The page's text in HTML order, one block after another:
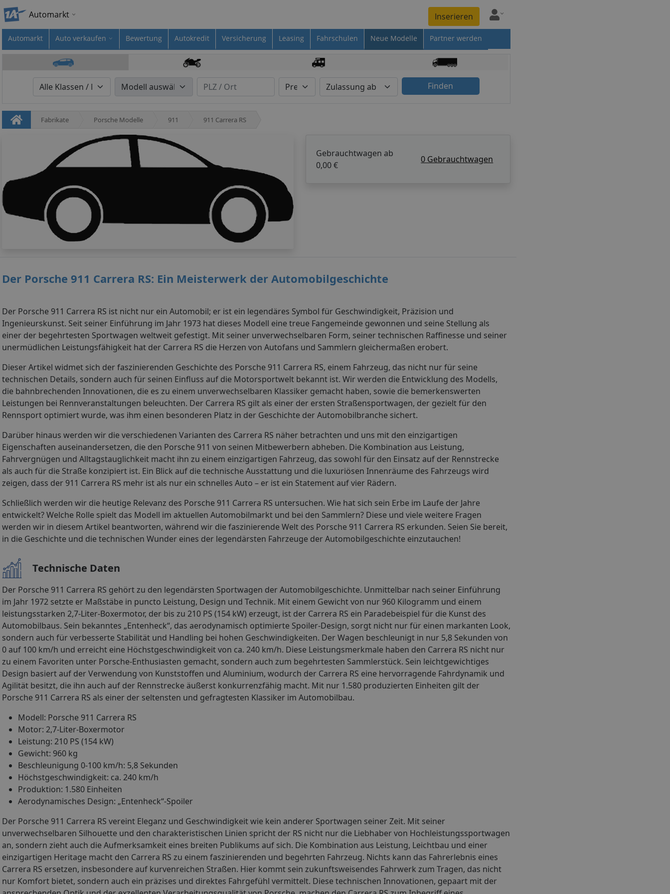
Automarkt Inserieren
Automarkt Auto verkaufen Bewertung Autokredit Versicherung Leasing Fahrschulen Neue Modelle Partner werden
Finden
Fabrikate Porsche Modelle 911 911 Carrera RS
Gebrauchtwagen ab
0,00 €
0 Gebrauchtwagen
Der Porsche 911 Carrera RS: Ein Meisterwerk der Automobilgeschichte
Der Porsche 911 Carrera RS ist nicht nur ein Automobil; er ist ein legendäres Symbol für Geschwindigkeit, Präzision und
Ingenieurskunst. Seit seiner Einführung im Jahr 1973 hat dieses Modell eine treue Fangemeinde gewonnen und seine Stellung als
einer der begehrtesten Sportwagen weltweit gefestigt. Mit seiner unverwechselbaren Form, seiner technischen Raffinesse und seiner
unermüdlichen Leistungsfähigkeit hat der Carrera RS die Herzen von Autofans und Sammlern gleichermaßen erobert.
Dieser Artikel widmet sich der faszinierenden Geschichte des Porsche 911 Carrera RS, einem Fahrzeug, das nicht nur für seine
technischen Details, sondern auch für seinen Einfluss auf die Motorsportwelt bekannt ist. Wir werden die Entwicklung des Modells,
die bahnbrechenden Innovationen, die es zu einem unverwechselbaren Klassiker gemacht haben, sowie die bemerkenswerten
Leistungen bei Rennveranstaltungen beleuchten. Der Carrera RS gilt als einer der ersten Straßensportwagen, der gezielt für den
Rennsport optimiert wurde, was ihm einen besonderen Platz in der Geschichte der Automobilbranche sichert.
Darüber hinaus werden wir die verschiedenen Varianten des Carrera RS näher betrachten und uns mit den einzigartigen
Eigenschaften auseinandersetzen, die den Porsche 911 von seinen Mitbewerbern abheben. Die Kombination aus Leistung,
Fahrvergnügen und Alltagstauglichkeit macht ihn zu einem einzigartigen Fahrzeug, das sowohl für den Einsatz auf der Rennstrecke
als auch für die Straße konzipiert ist. Ein Blick auf die technische Ausstattung und die luxuriösen Innenräume des Fahrzeugs wird
zeigen, dass der 911 Carrera RS mehr ist als nur ein schnelles Auto – er ist ein Statement auf vier Rädern.
Schließlich werden wir die heutige Relevanz des Porsche 911 Carrera RS untersuchen. Wie hat sich sein Erbe im Laufe der Jahre
entwickelt? Welche Rolle spielt das Modell im aktuellen Automobilmarkt und bei den Sammlern? Diese und viele weitere Fragen
werden wir in diesem Artikel beantworten, während wir die faszinierende Welt des Porsche 911 Carrera RS erkunden. Seien Sie bereit,
in die Geschichte und die technischen Wunder eines der legendärsten Fahrzeuge der Automobilgeschichte einzutauchen!
Technische Daten
Der Porsche 911 Carrera RS gehört zu den legendärsten Sportwagen der Automobilgeschichte. Unmittelbar nach seiner Einführung
im Jahr 1972 setzte er Maßstäbe in puncto Leistung, Design und Technik. Mit einem Gewicht von nur 960 Kilogramm und einem
leistungsstarken 2,7-Liter-Boxermotor, der bis zu 210 PS (154 kW) erzeugt, ist der Carrera RS ein Paradebeispiel für die Kunst des
Automobilbaus. Sein bekanntes „Entenheck“, das aerodynamisch optimierte Spoiler-Design, sorgt nicht nur für einen markanten Look,
sondern auch für verbesserte Stabilität und Handling bei hohen Geschwindigkeiten. Der Wagen beschleunigt in nur 5,8 Sekunden von
0 auf 100 km/h und erreicht eine Höchstgeschwindigkeit von ca. 240 km/h. Diese Leistungsmerkmale haben den Carrera RS nicht nur
zu einem Favoriten unter Porsche-Enthusiasten gemacht, sondern auch zum begehrtesten Sammlerstück. Sein leichtgewichtiges
Design basiert auf der Verwendung von Kunststoffen und Aluminium, wodurch der Carrera RS eine hervorragende Fahrdynamik und
Agilität besitzt, die ihn auch auf der Rennstrecke äußerst konkurrenzfähig macht. Mit nur 1.580 produzierten Einheiten gilt der
Porsche 911 Carrera RS als einer der seltensten und gefragtesten Klassiker im Automobilbau.
Modell: Porsche 911 Carrera RS
Motor: 2,7-Liter-Boxermotor
Leistung: 210 PS (154 kW)
Gewicht: 960 kg
Beschleunigung 0-100 km/h: 5,8 Sekunden
Höchstgeschwindigkeit: ca. 240 km/h
Produktion: 1.580 Einheiten
Aerodynamisches Design: „Entenheck“-Spoiler
Der Porsche 911 Carrera RS vereint Eleganz und Geschwindigkeit wie kein anderer Sportwagen seiner Zeit. Mit seiner
unverwechselbaren Silhouette und den charakteristischen Linien spricht der RS nicht nur die Liebhaber von Hochleistungssportwagen
an, sondern zieht auch die Aufmerksamkeit eines breiten Publikums auf sich. Die Kombination aus Leistung, Leichtbau und einer
einzigartigen Heritage macht den Carrera RS zu einem faszinierenden und begehrten Fahrzeug. Nichts kann das Fahrerlebnis eines
Carrera RS ersetzen, insbesondere auf kurvenreichen Straßen. Hier kommt sein zukunftsweisendes Fahrwerk zum Tragen, das nicht
nur Komfort bietet, sondern auch ein präzises und direktes Fahrgefühl vermittelt. Diese technischen Innovationen, gepaart mit der